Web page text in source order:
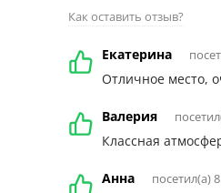
Как оставить отзыв?
Екатерина
Отличное место,
Валерия
Классная
Анна посетил(а)